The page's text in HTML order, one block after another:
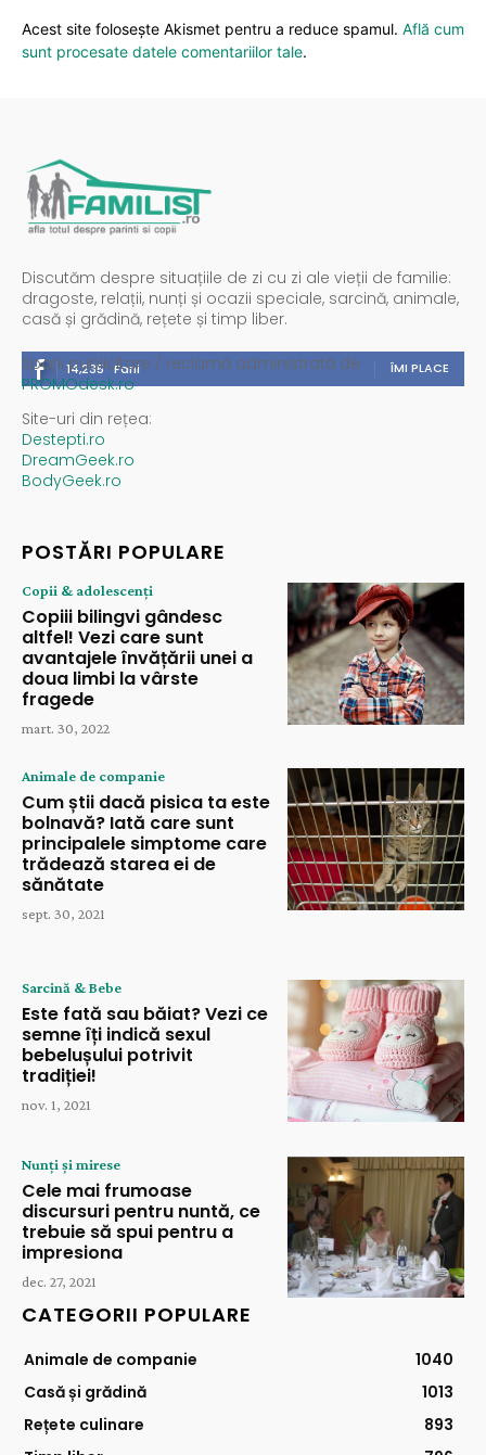
Acest site folosește Akismet pentru a reduce spamul. Află cum
sunt procesate datele comentariilor tale.
Discutăm despre situațiile de zi cu zi ale vieții de familie:
dragoste, relații, nunți și ocazii speciale, sarcină, animale,
casă și grădină, rețete și timp liber.
14,235 Fani ÎMI PLACE
Spații publicitare / reclamă administrată de
PROMOdesk.ro
Site-uri din rețea:
Destepti.ro
DreamGeek.ro
BodyGeek.ro
POSTĂRI POPULARE
Copii & adolescenți
Copiii bilingvi gândesc
altfel! Vezi care sunt
avantajele învățării unei a
doua limbi la vârste
fragede
mart. 30, 2022
Animale de companie
Cum știi dacă pisica ta este
bolnavă? Iată care sunt
principalele simptome care
trădează starea ei de
sănătate
sept. 30, 2021
Sarcină & Bebe
Este fată sau băiat? Vezi ce
semne îți indică sexul
bebelușului potrivit
tradiției!
nov. 1, 2021
Nunți și mirese
Cele mai frumoase
discursuri pentru nuntă, ce
trebuie să spui pentru a
impresiona
dec. 27, 2021
CATEGORII POPULARE
Animale de companie
1040
Casă și grădină
1013
Rețete culinare
893